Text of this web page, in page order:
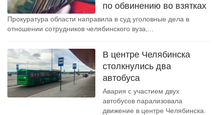
по обвинению во взятках
Прокуратура области направила в суд уголовные дела в
отношении сотрудников челябинского вуза,...
В центре Челябинска
столкнулись два
автобуса
Авария с участием двух
автобусов парализовала
движение в центре Челябинска.